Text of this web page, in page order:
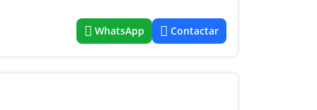
WhatsApp Contactar